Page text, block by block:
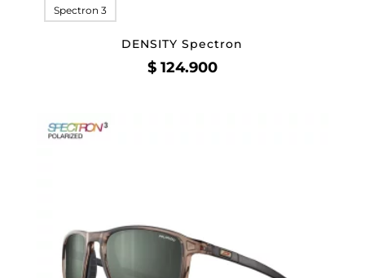
Spectron 3
DENSITY Spectron
$124.900